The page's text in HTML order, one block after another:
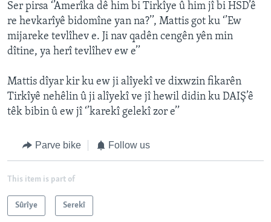
Ser pirsa ‘’Amerîka dê him bi Tirkîye û him jî bi HSD’ê
re hevkarîyê bidomîne yan na?’’, Mattis got ku ‘’Ew
mijareke tevlîhev e. Ji nav qadên cengên yên min
dîtine, ya herî tevlîhev ew e’’
Mattis dîyar kir ku ew ji alîyekî ve dixwzin fikarên
Tirkîyê nehêlin û ji alîyekî ve jî hewil didin ku DAIŞ’ê
têk bibin û ew jî ‘’karekî gelekî zor e’’
Parve bike Follow us
This item is part of
Sûrîye Serekî